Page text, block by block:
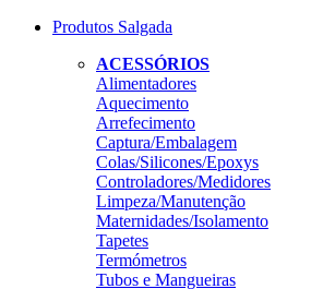
Produtos Salgada
ACESSÓRIOS
Alimentadores
Aquecimento
Arrefecimento
Captura/Embalagem
Colas/Silicones/Epoxys
Controladores/Medidores
Limpeza/Manutenção
Maternidades/Isolamento
Tapetes
Termómetros
Tubos e Mangueiras